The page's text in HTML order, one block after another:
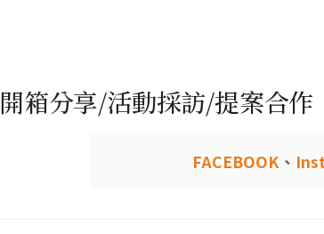
開箱分享/活動採訪/提案合作
FACEBOOK、